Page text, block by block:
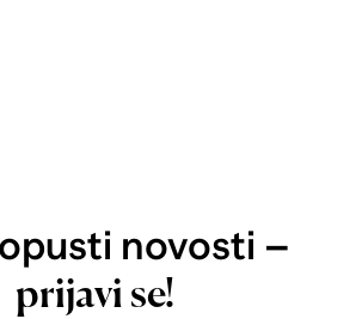
novosti –
prijavi se!